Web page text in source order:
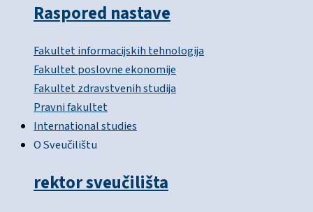
Raspored nastave
Fakultet informacijskih tehnologija
Fakultet poslovne ekonomije
Fakultet zdravstvenih studija
Pravni fakultet
International studies
O Sveučilištu
rektor sveučilišta